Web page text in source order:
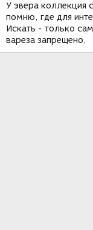
У эвера коллекция
помню, где для
Искать - только
вареза запрещено.